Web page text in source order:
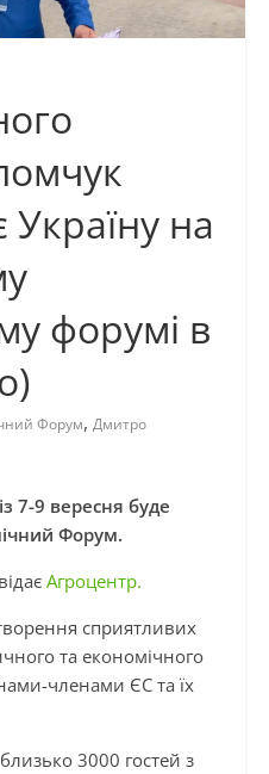
Україну на
форумі в
Форум, Дмитро
7-9 вересня буде
Форум.
Агроцентр.
сприятливих
та економічного
членами ЄС та їх
3000 гостей з